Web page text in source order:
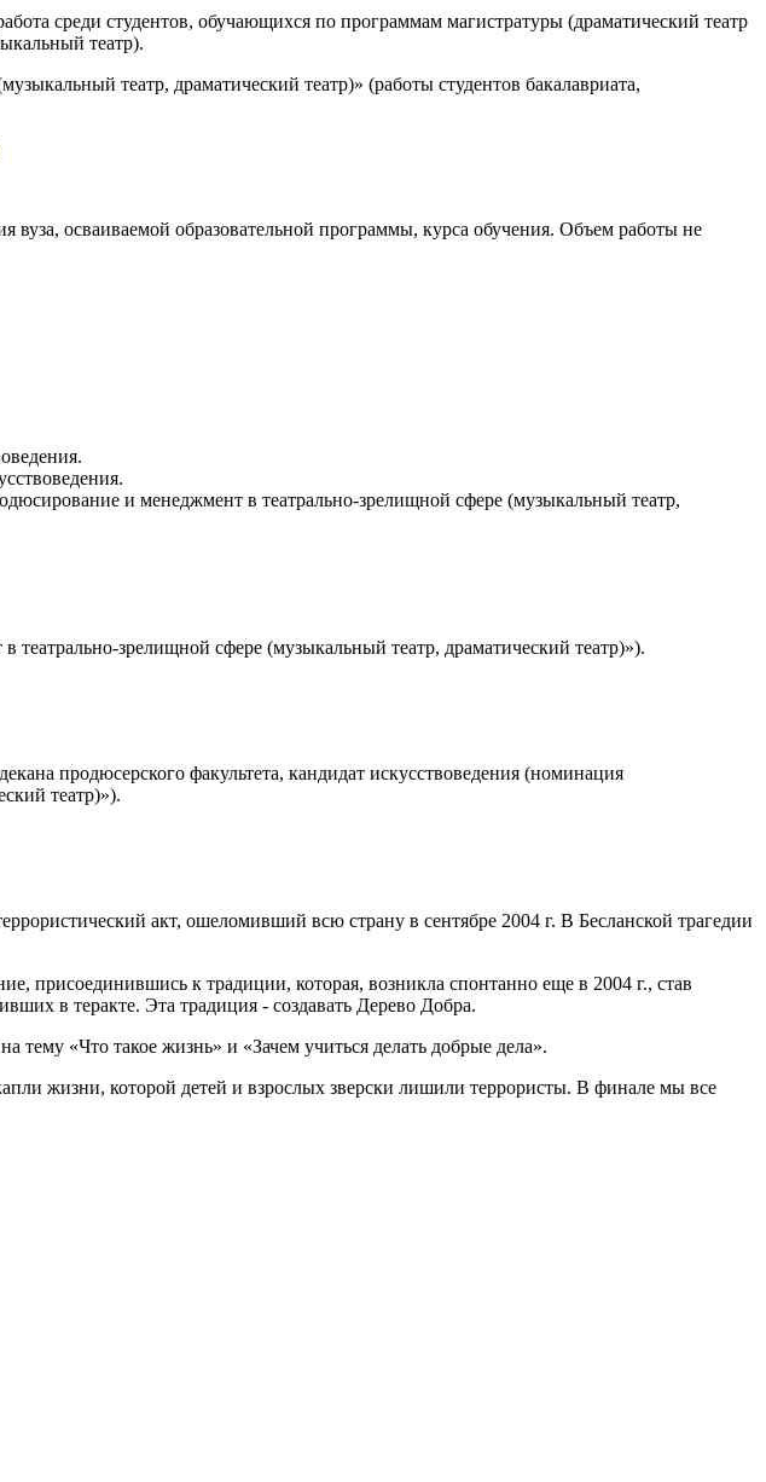
среди студентов, обучающихся по программам магистратуры (драматический театр
театр).
театр, драматический театр)» (работы студентов бакалавриата,
осваиваемой образовательной программы, курса обучения. Объем работы не
и менеджмент в театрально-зрелищной сфере (музыкальный театр,
зрелищной сфере (музыкальный театр, драматический театр)»).
продюсерского факультета, кандидат искусствоведения (номинация
театр)»).
акт, ошеломивший всю страну в сентябре 2004 г. В Бесланской трагедии
присоединившись к традиции, которая, возникла спонтанно еще в 2004 г., став
в теракте. Эта традиция - создавать Дерево Добра.
«Что такое жизнь» и «Зачем учиться делать добрые дела».
жизни, которой детей и взрослых зверски лишили террористы. В финале мы все